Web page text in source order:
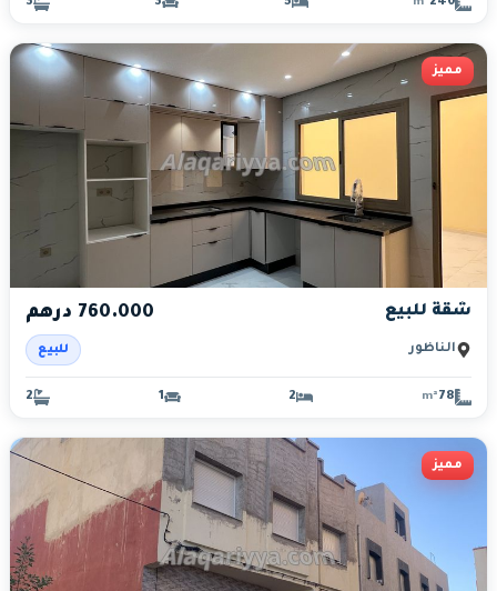
m²
مميز
شقة للبيع 760.000 درهم
الناظور للبيع
78
m²
2
1
2
مميز